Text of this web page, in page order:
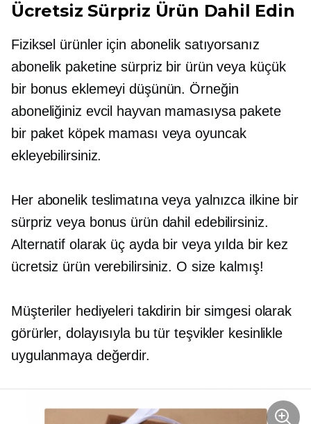
Ücretsiz Sürpriz Ürün Dahil Edin
Fiziksel ürünler için abonelik satıyorsanız
abonelik paketine sürpriz bir ürün veya küçük
bir bonus eklemeyi düşünün. Örneğin
aboneliğiniz evcil hayvan mamasıysa pakete
bir paket köpek maması veya oyuncak
ekleyebilirsiniz.
Her abonelik teslimatına veya yalnızca ilkine bir
sürpriz veya bonus ürün dahil edebilirsiniz.
Alternatif olarak üç ayda bir veya yılda bir kez
ücretsiz ürün verebilirsiniz. O size kalmış!
Müşteriler hediyeleri takdirin bir simgesi olarak
görürler, dolayısıyla bu tür teşvikler kesinlikle
uygulanmaya değerdir.